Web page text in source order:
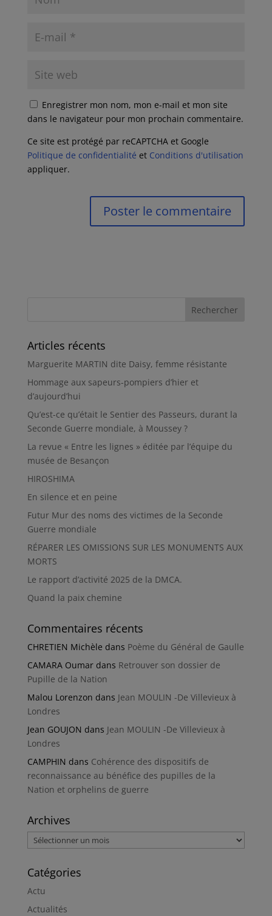
Enregistrer mon nom, mon e-mail et mon site
dans le navigateur pour mon prochain commentaire.
Ce site est protégé par reCAPTCHA et Google
Politique de confidentialité et Conditions d'utilisation
appliquer.
Articles récents
Marguerite MARTIN dite Daisy, femme résistante
Hommage aux sapeurs-pompiers d’hier et
d’aujourd’hui
Qu’est-ce qu’était le Sentier des Passeurs, durant la
Seconde Guerre mondiale, à Moussey ?
La revue « Entre les lignes » éditée par l’équipe du
musée de Besançon
HIROSHIMA
En silence et en peine
Futur Mur des noms des victimes de la Seconde
Guerre mondiale
RÉPARER LES OMISSIONS SUR LES MONUMENTS AUX
MORTS
Le rapport d’activité 2025 de la DMCA.
Quand la paix chemine
Commentaires récents
CHRETIEN Michèle dans Poème du Général de Gaulle
CAMARA Oumardans Retrouver son dossier de
Pupille de la Nation
Malou Lorenzon dans Jean MOULIN -De Villevieux à
Londres
Jean GOUJON dans Jean MOULIN -De Villevieux à
Londres
CAMPHIN dans Cohérence des dispositifs de
reconnaissance au bénéfice des pupilles de la
Nation et orphelins de guerre
Archives
Archives
Catégories
Actu
Actualités